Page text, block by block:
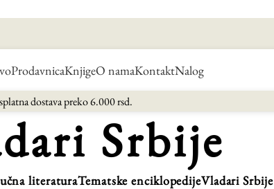
ProdavnicaKnjigeO namaKontaktNalog
dostava preko 6.000 rsd.
Srbije
literaturaTematske enciklopedijeVladari Srbije